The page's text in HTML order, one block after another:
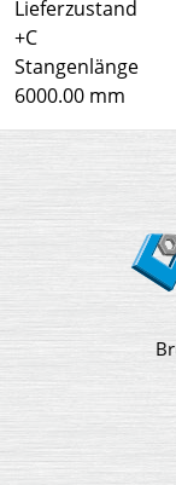
Lieferzustand
+C
Stangenlänge
6000.00 mm